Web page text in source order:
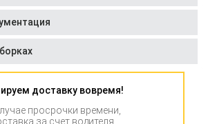
доставку вовремя!
просрочки времени,
за счет водителя.